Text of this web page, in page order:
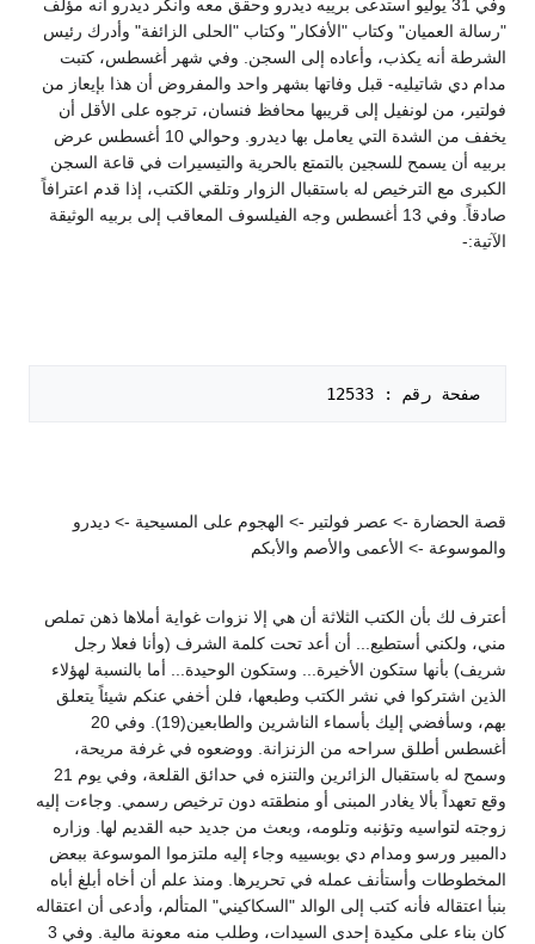
وفي 31 يوليو استدعى برييه ديدرو وحقق معه وأنكر ديدرو أنه مؤلف
"رسالة العميان" وكتاب "الأفكار" وكتاب "الحلى الزائفة" وأدرك رئيس
الشرطة أنه يكذب، وأعاده إلى السجن. وفي شهر أغسطس، كتبت
مدام دي شاتيليه- قبل وفاتها بشهر واحد والمفروض أن هذا بإيعاز من
فولتير، من لونفيل إلى قريبها محافظ فنسان، ترجوه على الأقل أن
يخفف من الشدة التي يعامل بها ديدرو. وحوالي 10 أغسطس عرض
بربيه أن يسمح للسجين بالتمتع بالحرية والتيسيرات في قاعة السجن
الكبرى مع الترخيص له باستقبال الزوار وتلقي الكتب، إذا قدم اعترافاً
صادقاً. وفي 13 أغسطس وجه الفيلسوف المعاقب إلى بربيه الوثيقة
الآتية:-
صفحة رقم : 12533
قصة الحضارة -> عصر فولتير -> الهجوم على المسيحية -> ديدرو
والموسوعة -> الأعمى والأصم والأبكم
أعترف لك بأن الكتب الثلاثة أن هي إلا نزوات غواية أملاها ذهن تملص
مني، ولكني أستطيع... أن أعد تحت كلمة الشرف (وأنا فعلا رجل
شريف) بأنها ستكون الأخيرة... وستكون الوحيدة... أما بالنسبة لهؤلاء
الذين اشتركوا في نشر الكتب وطبعها، فلن أخفي عنكم شيئاً يتعلق
بهم، وسأفضي إليك بأسماء الناشرين والطابعين(19). وفي 20
أغسطس أطلق سراحه من الزنزانة. ووضعوه في غرفة مريحة،
وسمح له باستقبال الزائرين والتنزه في حدائق القلعة، وفي يوم 21
وقع تعهداً بألا يغادر المبنى أو منطقته دون ترخيص رسمي. وجاءت إليه
زوجته لتواسيه وتؤنبه وتلومه، وبعث من جديد حبه القديم لها. وزاره
دالمبير ورسو ومدام دي بوبسييه وجاء إليه ملتزموا الموسوعة ببعض
المخطوطات وأستأنف عمله في تحريرها. ومنذ علم أن أخاه أبلغ أباه
بنبأ اعتقاله فأنه كتب إلى الوالد "السكاكيني" المتألم، وأدعى أن اعتقاله
كان بناء على مكيدة إحدى السيدات، وطلب منه معونة مالية. وفي 3